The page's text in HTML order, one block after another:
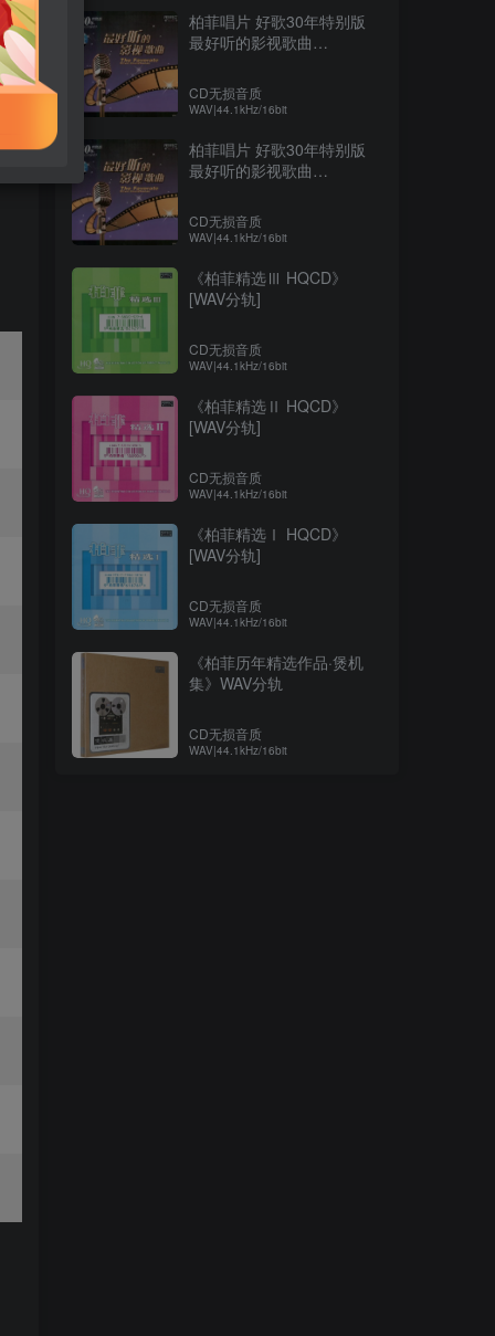
柏菲唱片 好歌30年特别版
最好听的影视歌曲
CD无损音质
WAV|44.1kHz/16bit
柏菲唱片 好歌30年特别版
最好听的影视歌曲
CD无损音质
WAV|44.1kHz/16bit
《柏菲精选Ⅲ HQCD》
[WAV分轨]
CD无损音质
WAV|44.1kHz/16bit
《柏菲精选Ⅱ HQCD》
[WAV分轨]
CD无损音质
WAV|44.1kHz/16bit
《柏菲精选Ⅰ HQCD》
[WAV分轨]
CD无损音质
WAV|44.1kHz/16bit
《柏菲历年精选作品·煲机
集》WAV分轨
CD无损音质
WAV|44.1kHz/16bit